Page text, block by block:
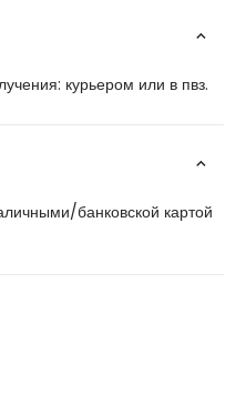
курьером или в пвз.
банковской картой